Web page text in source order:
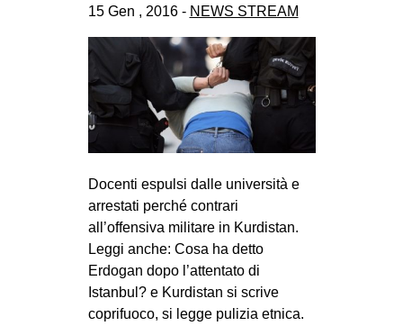
CSOA LAMBRETTA
MSM
STUDENTI TSUNAMI
ZAM
MILANO
MOBILITAZIONI
SPAZI
SPORT POPOLARE
MOVIMENTI
15 Gen , 2016 - NEWS STREAM
Docenti espulsi dalle università e
arrestati perché contrari
all’offensiva militare in Kurdistan.
Leggi anche: Cosa ha detto
Erdogan dopo l’attentato di
Istanbul? e Kurdistan si scrive
coprifuoco, si legge pulizia etnica.